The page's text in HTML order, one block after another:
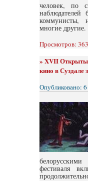
человек, по
наблюдателей
коммунисты,
многие другие.
Просмотров:
» XVII
кино в Суздале
Опубликовано:
фестиваля